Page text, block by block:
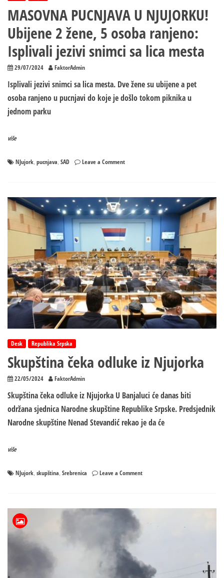
MASOVNA PUCNJAVA U NJUJORKU!
Ubijene 2 žene, 5 osoba ranjeno:
Isplivali jezivi snimci sa lica mesta
29/07/2024 FaktorAdmin
Isplivali jezivi snimci sa lica mesta. Dve žene su ubijene a pet
osoba ranjeno u pucnjavi do koje je došlo tokom piknika u
jednom parku
više
NJujork, pucnjava, SAD Leave a Commenton
NJUJORKU!
Ubijene
2
žene,
5
osoba
ranjeno:
Isplivali
jezivi
snimci
sa
lica
mesta
Desk Republika Srpska
Skupština čeka odluke iz Njujorka
22/05/2024 FaktorAdmin
Skupština čeka odluke iz Njujorka U Banjaluci će danas biti
održana sjednica Narodne skupštine Republike Srpske. Predsjednik
Narodne skupštine Nenad Stevandić rekao je da će
više
NJujork, skupština, Srebrenica Leave a Commenton